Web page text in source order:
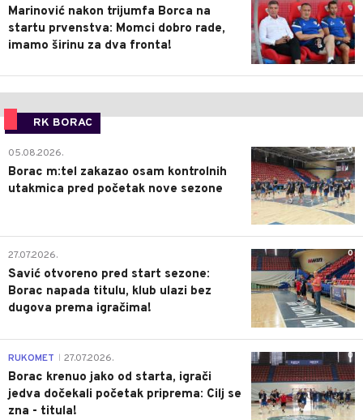
Marinović nakon trijumfa Borca na
startu prvenstva: Momci dobro rade,
imamo širinu za dva fronta!
RK BORAC
0
05.08.2026.
Borac m:tel zakazao osam kontrolnih
utakmica pred početak nove sezone
0
27.07.2026.
Savić otvoreno pred start sezone:
Borac napada titulu, klub ulazi bez
dugova prema igračima!
0
RUKOMET 27.07.2026.
Borac krenuo jako od starta, igrači
jedva dočekali početak priprema: Cilj se
zna - titula!